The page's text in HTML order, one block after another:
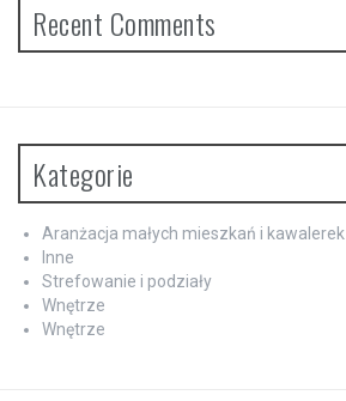
Recent Comments
Kategorie
Aranżacja małych mieszkań i kawalerek
Inne
Strefowanie i podziały
Wnętrze
Wnętrze